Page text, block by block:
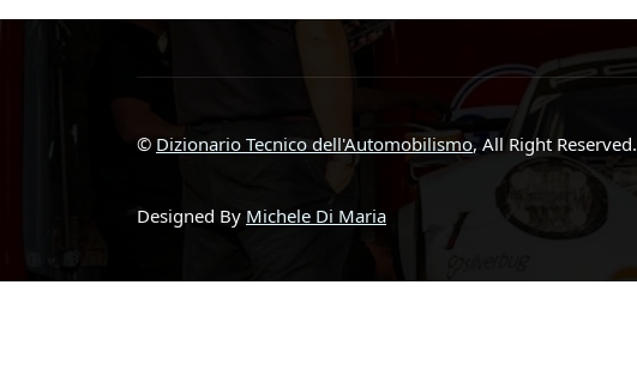
© Dizionario Tecnico dell'Automobilismo, All Right Reserved.
Designed By Michele Di Maria